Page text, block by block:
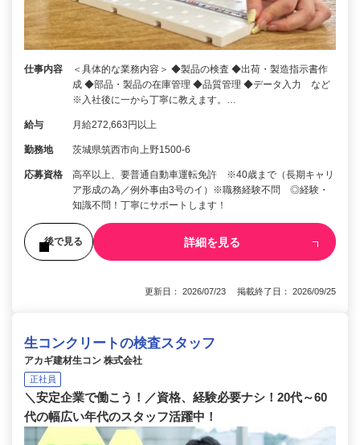
仕事内容
＜具体的な業務内容＞ ◆製品の検査 ◆出荷・製造指示書作
成 ◆部品・製品の在庫管理 ◆品質管理 ◆データ入力 など
※入社後に一から丁寧に教えます。…
給与 月給272,663円以上
勤務地 茨城県筑西市向上野1500-6
応募資格
高卒以上、要普通自動車運転免許 ※40歳まで（長期キャリ
ア形成の為／例外事由3号のイ）※職務経験不問 ◎経験・
知識不問！丁寧にサポートします！
後で見る 詳細を見る
更新日： 2026/07/23 掲載終了日： 2026/09/25
生コンクリートの検査スタッフ
アカギ建材生コン 株式会社
正社員
＼安定企業で働こう！／資格、経験必要ナシ！20代～60
代の幅広い年代のスタッフ活躍中！